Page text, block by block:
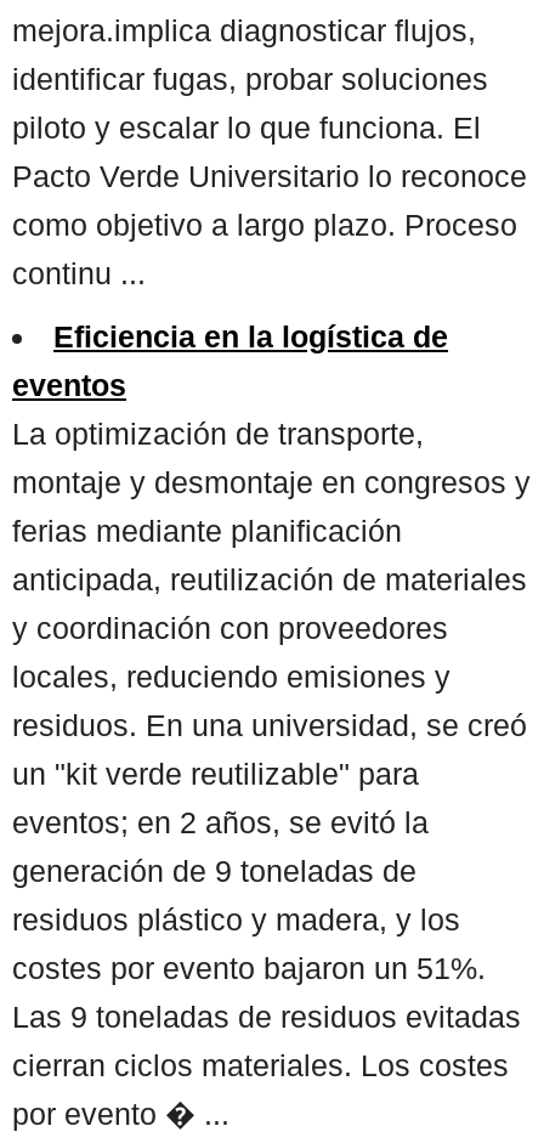
mejora.implica diagnosticar flujos,
identificar fugas, probar soluciones
piloto y escalar lo que funciona. El
Pacto Verde Universitario lo reconoce
como objetivo a largo plazo. Proceso
continu ...
Eficiencia en la logística de
eventos
La optimización de transporte,
montaje y desmontaje en congresos y
ferias mediante planificación
anticipada, reutilización de materiales
y coordinación con proveedores
locales, reduciendo emisiones y
residuos. En una universidad, se creó
un "kit verde reutilizable" para
eventos; en 2 años, se evitó la
generación de 9 toneladas de
residuos plástico y madera, y los
costes por evento bajaron un 51%.
Las 9 toneladas de residuos evitadas
cierran ciclos materiales. Los costes
por evento � ...